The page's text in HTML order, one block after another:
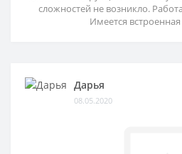
сложностей не возникло.
Имеется
Дарья
08.05.2020